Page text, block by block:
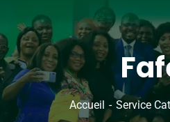
Accueil Service